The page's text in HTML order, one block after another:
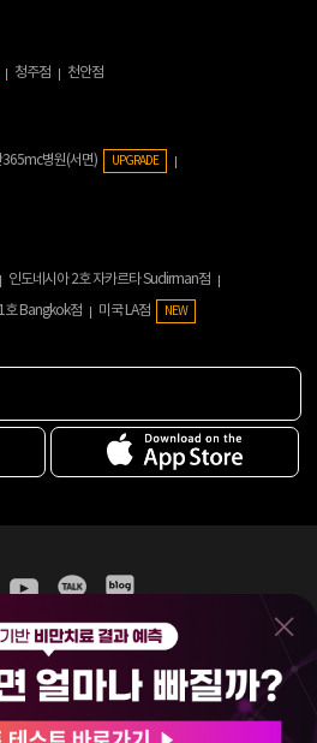
청주점 천안점
365mc병원(서면) UPGRADE
인도네시아 2호 자카르타 Sudirman점
호 Bangkok점 미국 LA점 NEW
이용약관
홈페이지 이용약관
급여진료수가
구 서초대로52길 7, 3~4층(서초동, 제일빌딩)
87-04354ㅣ김남철